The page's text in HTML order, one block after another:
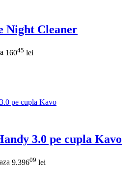
Night Cleaner
16045 lei
3.0 pe cupla Kavo
9.39609 lei